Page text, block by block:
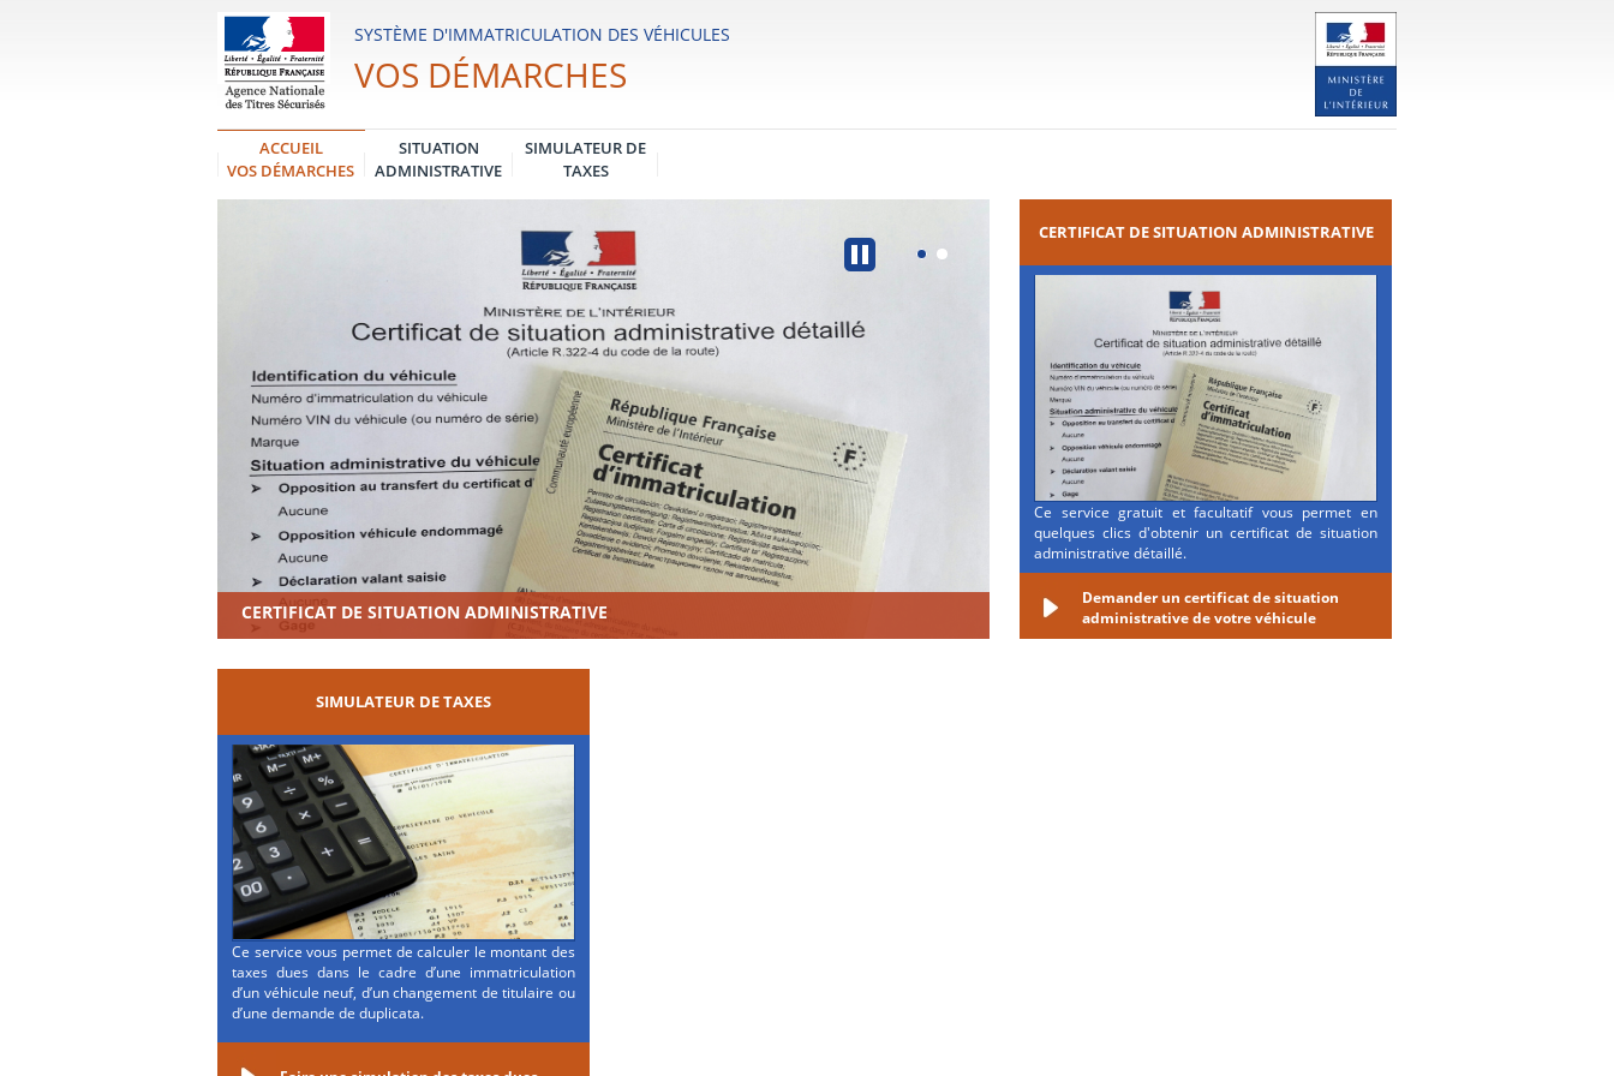
Système
d'Immatriculation
des
Véhicules
SYSTÈME D'IMMATRICULATION DES VÉHICULES
VOS DÉMARCHES
ACCUEIL
VOS DÉMARCHES
SITUATION
ADMINISTRATIVE
SIMULATEUR DE
TAXES
CERTIFICAT DE SITUATION ADMINISTRATIVE
CERTIFICAT DE SITUATION ADMINISTRATIVE
Ce service gratuit et facultatif vous permet en
quelques clics d'obtenir un certificat de situation
administrative détaillé.
Demander un certificat de situation
administrative de votre véhicule
SIMULATEUR DE TAXES
Ce service vous permet de calculer le montant des
taxes dues dans le cadre d’une immatriculation
d’un véhicule neuf, d’un changement de titulaire ou
d’une demande de duplicata.